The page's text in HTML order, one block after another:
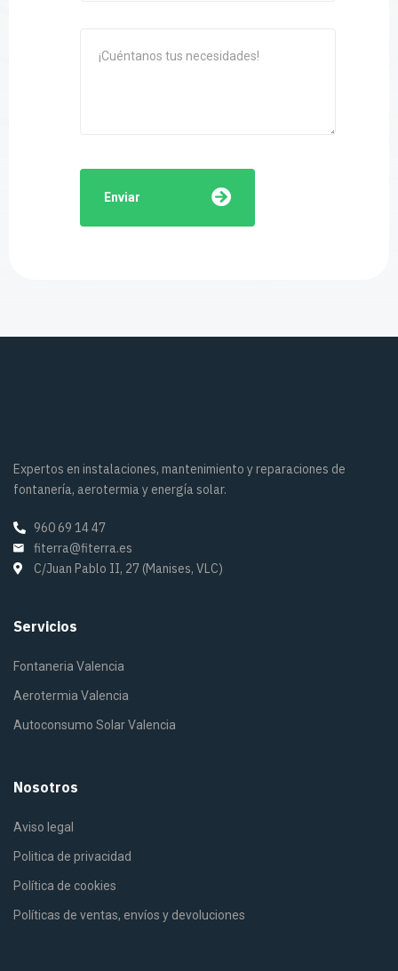
Enviar
Expertos en instalaciones, mantenimiento y reparaciones de
fontanería, aerotermia y energía solar.
960 69 14 47
fiterra@fiterra.es
C/Juan Pablo II, 27 (Manises, VLC)
Servicios
Fontaneria Valencia
Aerotermia Valencia
Autoconsumo Solar Valencia
Nosotros
Aviso legal
Politica de privacidad
Política de cookies
Políticas de ventas, envíos y devoluciones